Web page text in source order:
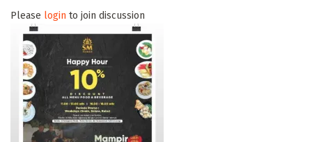
Please login to join discussion